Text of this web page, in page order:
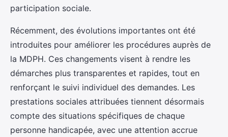
participation sociale.
Récemment, des évolutions importantes ont été
introduites pour améliorer les procédures auprès de
la MDPH. Ces changements visent à rendre les
démarches plus transparentes et rapides, tout en
renforçant le suivi individuel des demandes. Les
prestations sociales attribuées tiennent désormais
compte des situations spécifiques de chaque
personne handicapée, avec une attention accrue